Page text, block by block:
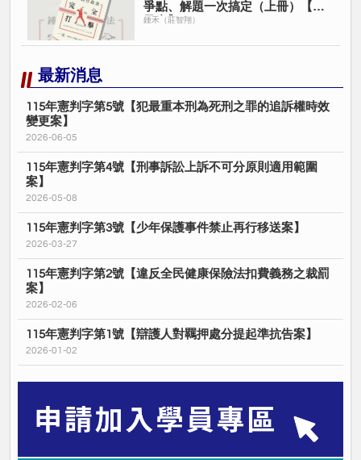
爭點、解題一次搞定（上冊）【電
子書】
鍾禾（莊智翔）
最新消息
115年憲判字第5號【犯最重本刑為死刑之罪的追訴權時效
變更案】
2026-06-05
115年憲判字第4號【刑事訴訟上訴不可分原則適用範圍
案】
2026-05-08
115年憲判字第3號【少年保護事件禁止再行移送案】
2026-03-27
115年憲判字第2號【違反全民健康保險法扣費義務之裁罰
案】
2026-02-06
115年憲判字第1號【辯護人對羈押處分提起準抗告案】
2026-01-02